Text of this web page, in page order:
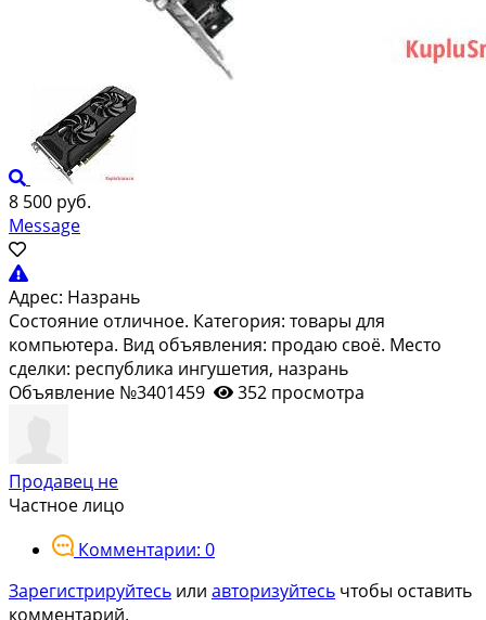
8 500 руб.
Message
Адрес: Назрань
Состояние отличное. Категория: товары для
компьютера. Вид объявления: продаю своё. Место
сделки: республика ингушетия, назрань
Объявление №3401459
352 просмотра
Продавец не
Частное лицо
Комментарии: 0
Зарегистрируйтесь или авторизуйтесь чтобы оставить
комментарий.